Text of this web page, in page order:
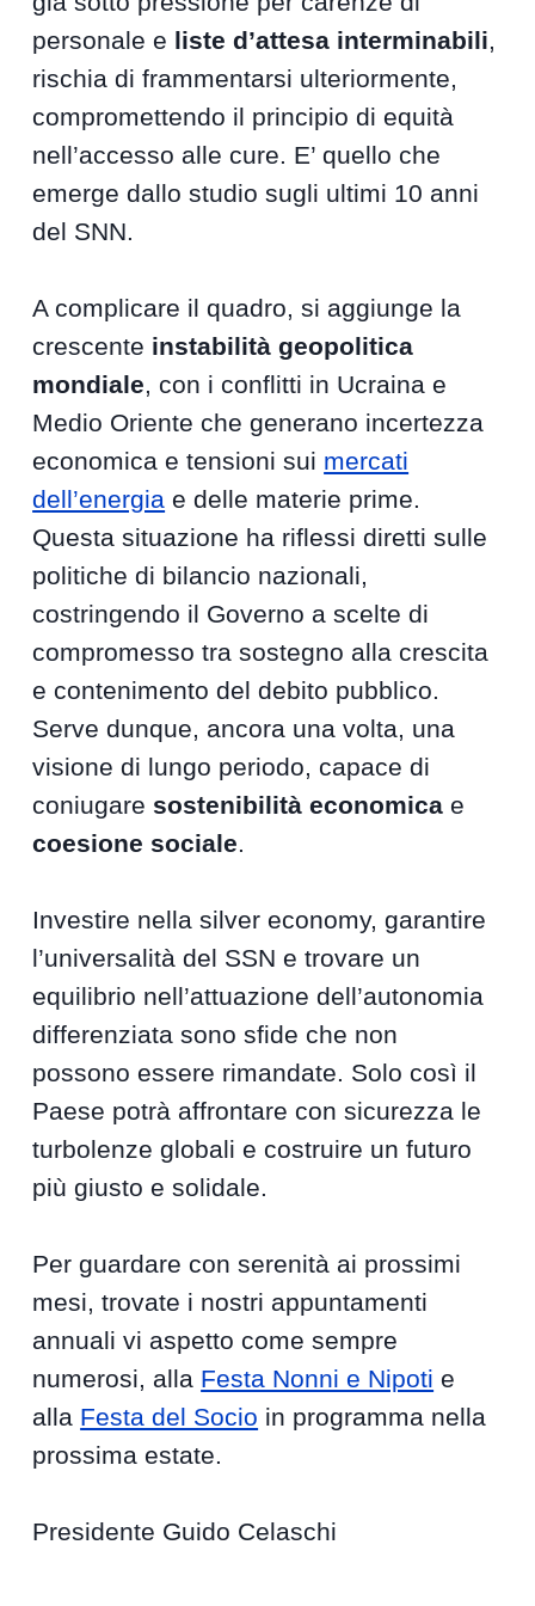
personale e liste d’attesa interminabili,
rischia di frammentarsi ulteriormente,
compromettendo il principio di equità
nell’accesso alle cure. E’ quello che
emerge dallo studio sugli ultimi 10 anni
del SNN.
A complicare il quadro, si aggiunge la
crescente instabilità geopolitica
mondiale, con i conflitti in Ucraina e
Medio Oriente che generano incertezza
economica e tensioni sui mercati
dell’energia e delle materie prime.
Questa situazione ha riflessi diretti sulle
politiche di bilancio nazionali,
costringendo il Governo a scelte di
compromesso tra sostegno alla crescita
e contenimento del debito pubblico.
Serve dunque, ancora una volta, una
visione di lungo periodo, capace di
coniugare sostenibilità economica e
coesione sociale.
Investire nella silver economy, garantire
l’universalità del SSN e trovare un
equilibrio nell’attuazione dell’autonomia
differenziata sono sfide che non
possono essere rimandate. Solo così il
Paese potrà affrontare con sicurezza le
turbolenze globali e costruire un futuro
più giusto e solidale.
Per guardare con serenità ai prossimi
mesi, trovate i nostri appuntamenti
annuali vi aspetto come sempre
numerosi, alla Festa Nonni e Nipoti e
alla Festa del Socio in programma nella
prossima estate.
Presidente Guido Celaschi